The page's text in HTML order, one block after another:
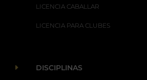
LICENCIA CABALLAR
LICENCIA PARA CLUBES
E DISCIPLINAS